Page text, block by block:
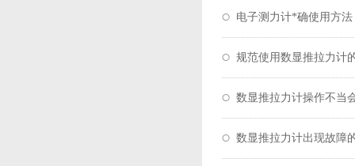
电子测力计*确使用方法
规范使用数显推拉力计
数显推拉力计操作不当
数显推拉力计出现故障